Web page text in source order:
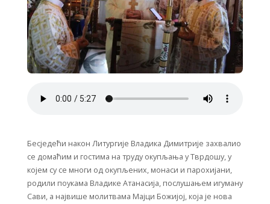
Бесједећи након Литургије Владика Димитрије захвалио
се домаћим и гостима на труду окупљања у Тврдошу, у
којем су се многи од окупљених, монаси и парохијани,
родили поукама Владике Атанасија, послушањем игуману
Сави, а највише молитвама Мајци Божијој, која је нова